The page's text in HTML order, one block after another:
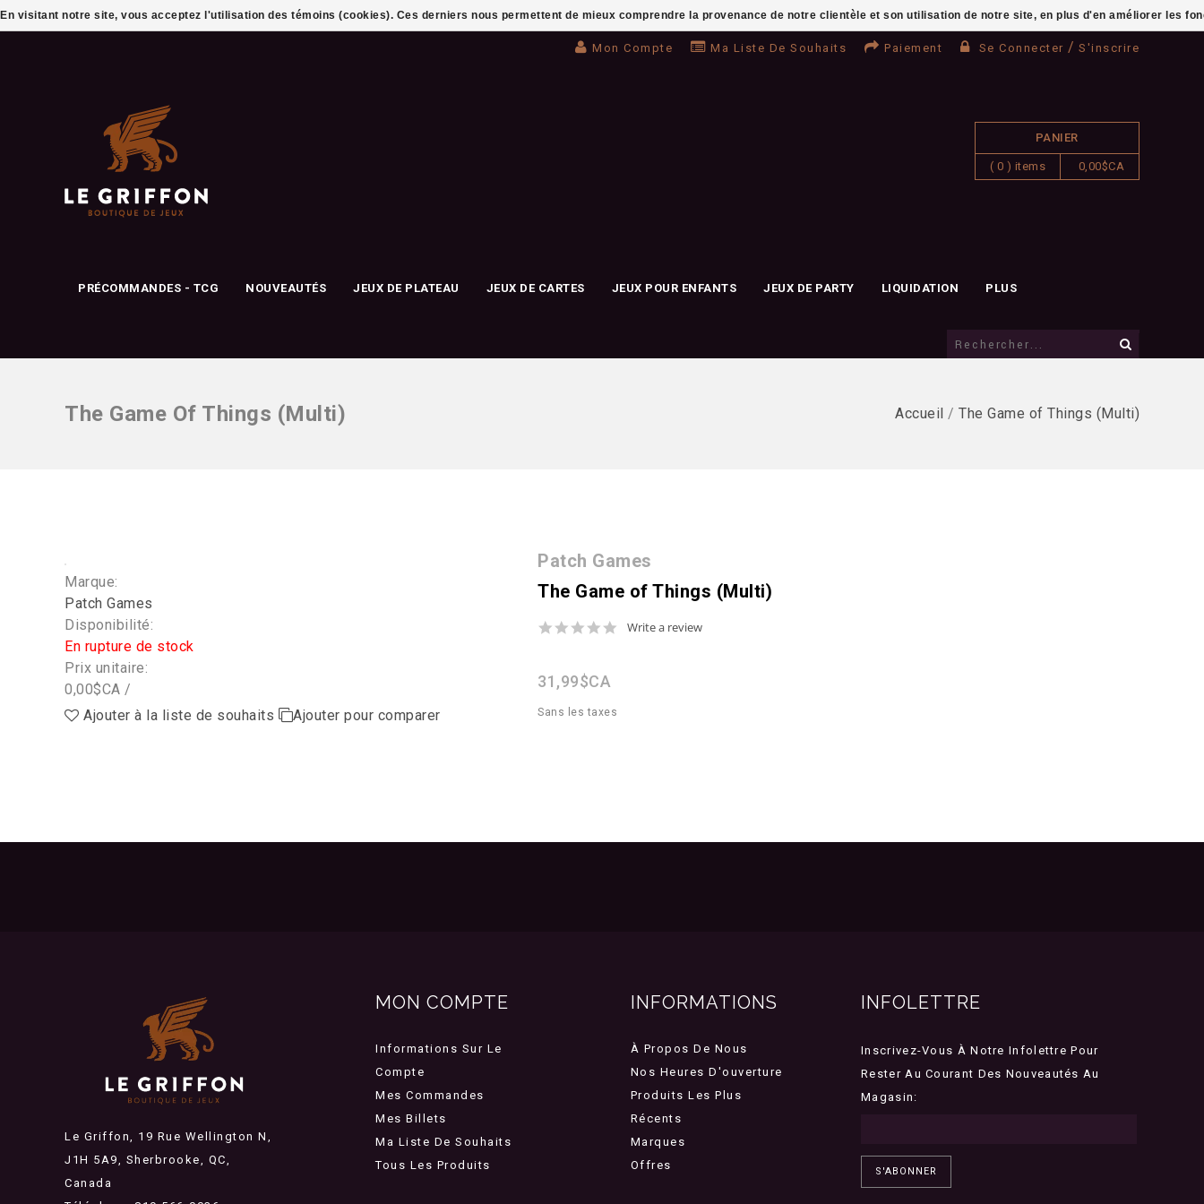
Mon Compte Ma Liste De Souhaits Paiement Se Connecter / S'inscrire
PANIER
( 0 ) items 0,00$CA
PRÉCOMMANDES - TCG NOUVEAUTÉS JEUX DE PLATEAU JEUX DE CARTES JEUX POUR ENFANTS JEUX DE PARTY LIQUIDATION PLUS
The Game Of Things (Multi) Accueil / The Game of Things (Multi)
Patch Games
The Game of Things (Multi)
0.0
Write a review
31,99$CA
Sans les taxes
Marque:
Patch Games
Disponibilité:
En rupture de stock
Prix unitaire:
0,00$CA /
Ajouter à la liste de souhaits
Ajouter pour comparer
Le Griffon, 19 Rue Wellington N,
J1H 5A9, Sherbrooke, QC,
Canada
MON COMPTE
Informations Sur Le
Compte
Mes Commandes
Mes Billets
Ma Liste De Souhaits
Tous Les Produits
INFORMATIONS
À Propos De Nous
Nos Heures D'ouverture
Produits Les Plus
Récents
Marques
Offres
INFOLETTRE
Inscrivez-Vous À Notre Infolettre Pour
Rester Au Courant Des Nouveautés Au
Magasin:
S'ABONNER
En visitant notre site, vous acceptez l'utilisation des témoins (cookies). Ces derniers nous permettent de mieux comprendre la provenance de notre clientèle et son utilisation de notre site, en plus d'en améliorer les